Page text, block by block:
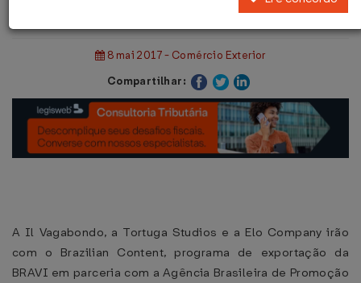
Brazilian Content
8 mai 2017 - Comércio Exterior
Compartilhar:
A Il Vagabondo, a Tortuga Studios e a Elo Company irão
com o Brazilian Content, programa de exportação da
BRAVI em parceria com a Agência Brasileira de Promoção